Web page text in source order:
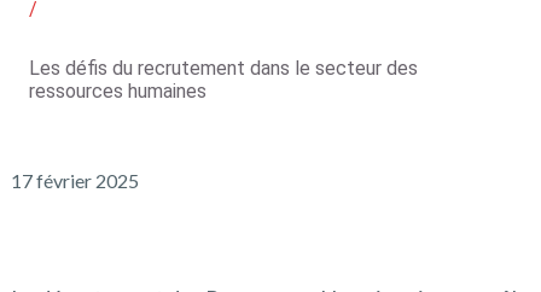
/
Les défis du recrutement dans le secteur des
ressources humaines
17 février 2025